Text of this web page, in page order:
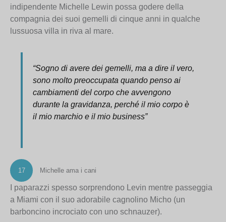
indipendente Michelle Lewin possa godere della
compagnia dei suoi gemelli di cinque anni in qualche
lussuosa villa in riva al mare.
“Sogno di avere dei gemelli, ma a dire il vero,
sono molto preoccupata quando penso ai
cambiamenti del corpo che avvengono
durante la gravidanza, perché il mio corpo è
il mio marchio e il mio business”
17 Michelle ama i cani
I paparazzi spesso sorprendono Levin mentre passeggia
a Miami con il suo adorabile cagnolino Micho (un
barboncino incrociato con uno schnauzer).